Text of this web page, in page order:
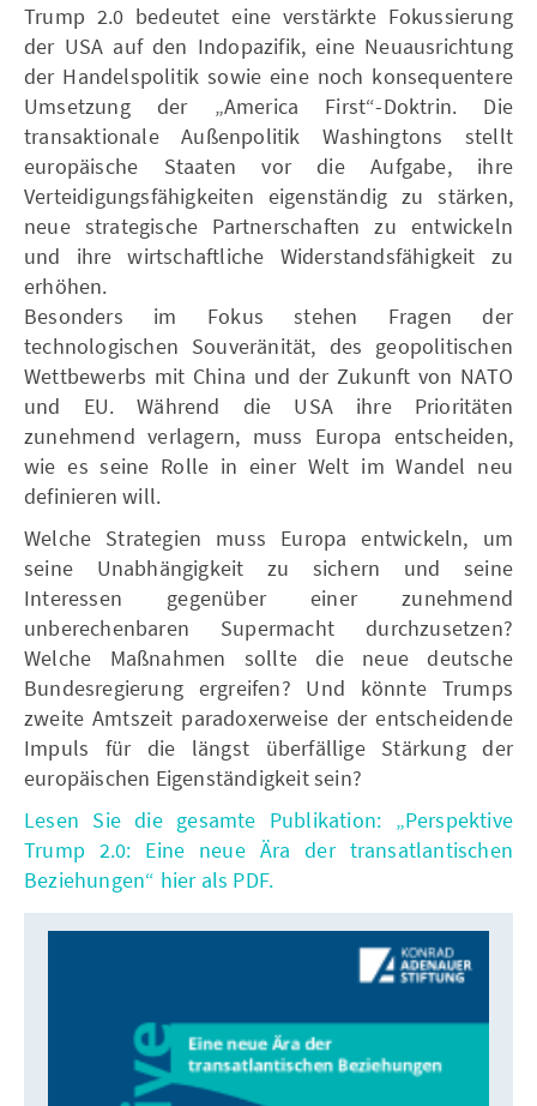
Trump 2.0 bedeutet eine verstärkte Fokussierung
der USA auf den Indopazifik, eine Neuausrichtung
der Handelspolitik sowie eine noch konsequentere
Umsetzung der „America First“-Doktrin. Die
transaktionale Außenpolitik Washingtons stellt
europäische Staaten vor die Aufgabe, ihre
Verteidigungsfähigkeiten eigenständig zu stärken,
neue strategische Partnerschaften zu entwickeln
und ihre wirtschaftliche Widerstandsfähigkeit zu
erhöhen.
Besonders im Fokus stehen Fragen der
technologischen Souveränität, des geopolitischen
Wettbewerbs mit China und der Zukunft von NATO
und EU. Während die USA ihre Prioritäten
zunehmend verlagern, muss Europa entscheiden,
wie es seine Rolle in einer Welt im Wandel neu
definieren will.
Welche Strategien muss Europa entwickeln, um
seine Unabhängigkeit zu sichern und seine
Interessen gegenüber einer zunehmend
unberechenbaren Supermacht durchzusetzen?
Welche Maßnahmen sollte die neue deutsche
Bundesregierung ergreifen? Und könnte Trumps
zweite Amtszeit paradoxerweise der entscheidende
Impuls für die längst überfällige Stärkung der
europäischen Eigenständigkeit sein?
Lesen Sie die gesamte Publikation: „Perspektive
Trump 2.0: Eine neue Ära der transatlantischen
Beziehungen“ hier als PDF.